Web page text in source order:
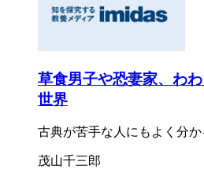
草食男子や恐妻家、わ
世界
古典が苦手な人にもよく分
茂山千三郎